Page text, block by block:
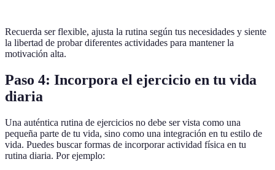
Recuerda ser flexible, ajusta la rutina según tus necesidades y siente
la libertad de probar diferentes actividades para mantener la
motivación alta.
Paso 4: Incorpora el ejercicio en tu vida
diaria
Una auténtica rutina de ejercicios no debe ser vista como una
pequeña parte de tu vida, sino como una integración en tu estilo de
vida. Puedes buscar formas de incorporar actividad física en tu
rutina diaria. Por ejemplo: